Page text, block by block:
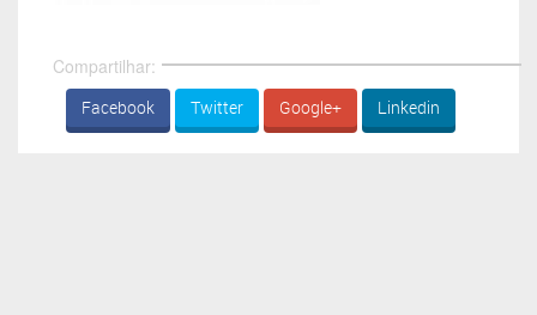
Compartilhar:
Facebook Twitter Google+ Linkedin